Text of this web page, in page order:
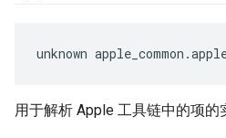
unknown
用于解析 Apple 工具链中的项的